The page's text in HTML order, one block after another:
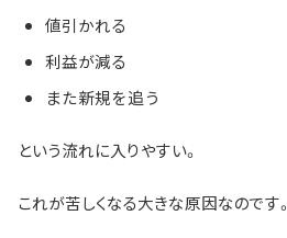
値引かれる
利益が減る
また新規を追う
という流れに入りやすい。
これが苦しくなる大きな原因なのです。